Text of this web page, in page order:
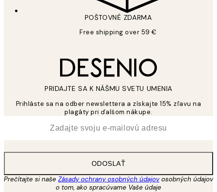
POŠTOVNÉ ZDARMA
Free shipping over 59 €
PRIDAJTE SA K NÁŠMU SVETU UMENIA
Prihláste sa na odber newslettera a získajte 15% zľavu na
plagáty pri ďalšom nákupe.
ODOSLAŤ
Prečítajte si naše Zásady ochrany osobných údajovosobných údajov
o tom, ako spracúvame Vaše údaje